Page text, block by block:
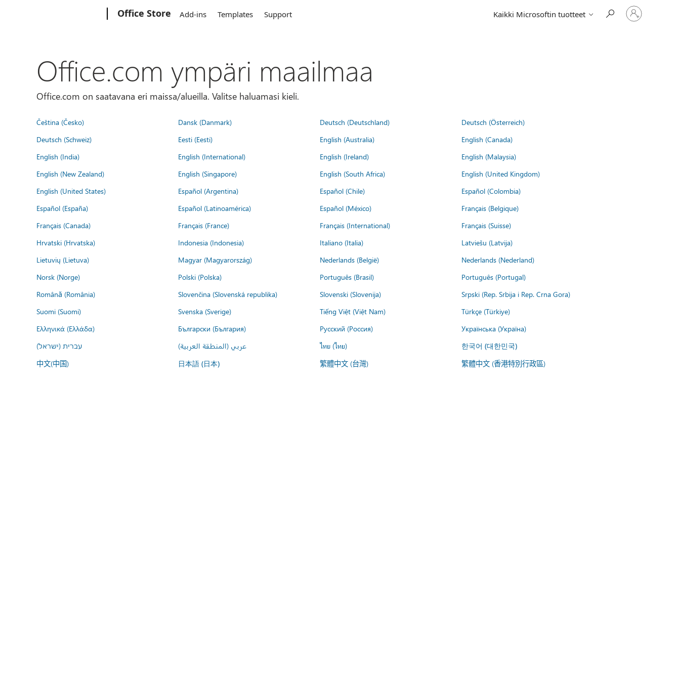
Office Store Add-ins Templates Support Kaikki Microsoftin tuotteet
Kirjaudu
sisään
tilille
Office.com ympäri maailmaa
Office.com on saatavana eri maissa/alueilla. Valitse haluamasi kieli.
Čeština (Česko) Dansk (Danmark) Deutsch (Deutschland)
Deutsch (Österreich)
Deutsch (Schweiz)
Eesti (Eesti) English (Australia)
English (Canada)
English (India)
English (International) English (Ireland)
English (Malaysia)
English (New Zealand)
English (Singapore) English (South Africa)
English (United Kingdom)
English (United States)
Español (Argentina) Español (Chile)
Español (Colombia)
Español (España)
Español (Latinoamérica) Español (México)
Français (Belgique)
Français (Canada)
Français (France) Français (International)
Français (Suisse)
Hrvatski (Hrvatska)
Indonesia (Indonesia) Italiano (Italia)
Latviešu (Latvija)
Lietuvių (Lietuva)
Magyar (Magyarország) Nederlands (België)
Nederlands (Nederland)
Norsk (Norge)
Polski (Polska) Português (Brasil)
Português (Portugal)
Română (România)
Slovenčina (Slovenská republika) Slovenski (Slovenija)
Srpski (Rep. Srbija i Rep. Crna Gora)
Suomi (Suomi)
Svenska (Sverige) Tiếng Việt (Việt Nam)
Türkçe (Türkiye)
Ελληνικά (Ελλάδα)
Български (България) Русский (Россия)
Українська (Україна)
עברית (ישראל)
عربي (المنطقة العربية) ไทย (ไทย) 한국어 (대한민국)
中文(中国) 日本語 (日本) 繁體中文 (台灣) 繁體中文 (香港特別行政區)